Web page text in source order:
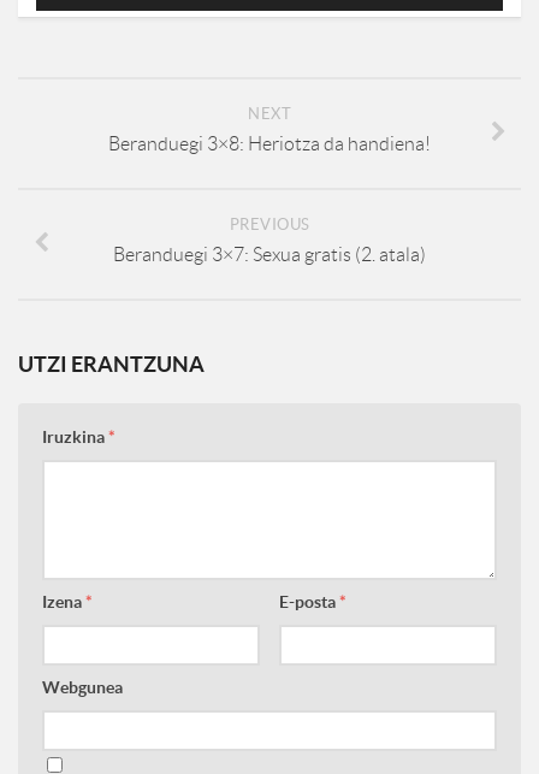
NEXT
Beranduegi 3×8: Heriotza da handiena!
PREVIOUS
Beranduegi 3×7: Sexua gratis (2. atala)
UTZI ERANTZUNA
Iruzkina*
Izena* E-posta*
Webgunea